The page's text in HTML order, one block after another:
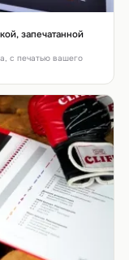
запечатанной
с печатью вашего